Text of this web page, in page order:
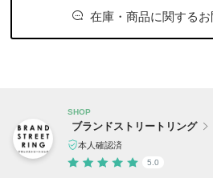
在庫・商品に関する
SHOP
ブランドストリートリング
本人確認済
5.0